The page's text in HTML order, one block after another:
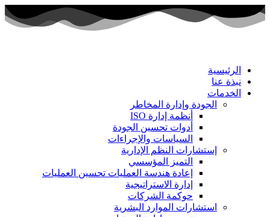
الرئيسية
نبذة عنا
الخدمات
الجودة وإدارة المخاطر
أنظمة إدارة ISO
أدوات تحسين الجودة
السياسات والإجراءات
إستشارات النظم الإدارية
التميز المؤسسي
إعادة هندسة العمليات تحسين العمليات
إدارة الاستراتيجية
حوكمة الشركات
استشارات الموارد البشرية